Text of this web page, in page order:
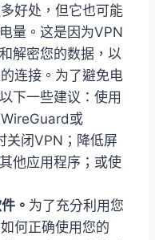
好处，但它也可能
量。这是因为VPN
解密您的数据，以
连接。为了避免电
下一些建议：使用
或
关闭VPN；降低屏
他应用程序；或使
。 为了充分利用您
何正确使用您的